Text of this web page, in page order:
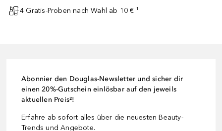
4 Gratis-Proben nach Wahl ab 10 € ¹
Abonnier den Douglas-Newsletter und sicher dir
einen 20%-Gutschein einlösbar auf den jeweils
aktuellen Preis²!
Erfahre ab sofort alles über die neuesten Beauty-
Trends und Angebote.